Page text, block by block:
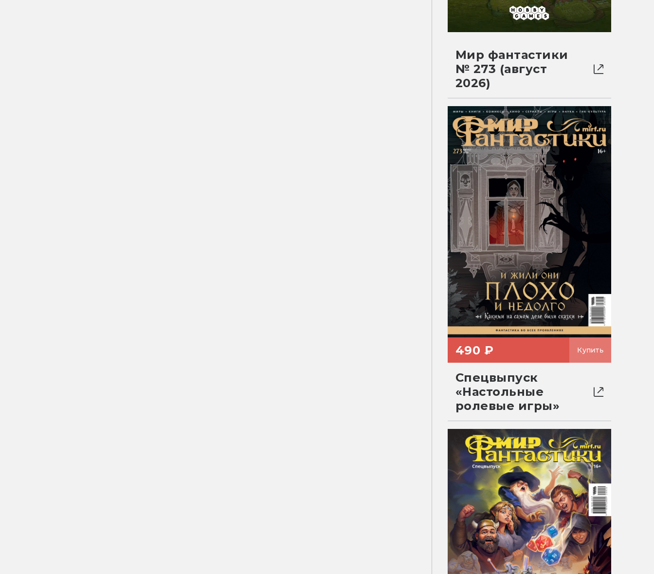
Мир фантастики
№ 273 (август
2026)
490 ₽ Купить
Спецвыпуск
«Настольные
ролевые игры»